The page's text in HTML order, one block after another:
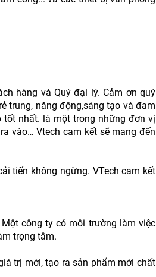
hàng và Quý đại lý. Cảm ơn quý
trung, năng động,sáng tạo và đam
tốt nhất. là một trong những đơn vị
vào… Vtech cam kết sẽ mang đến
tiến không ngừng. VTech cam kết
công ty có môi trường làm việc
trọng tâm.
trị mới, tạo ra sản phẩm mới chất